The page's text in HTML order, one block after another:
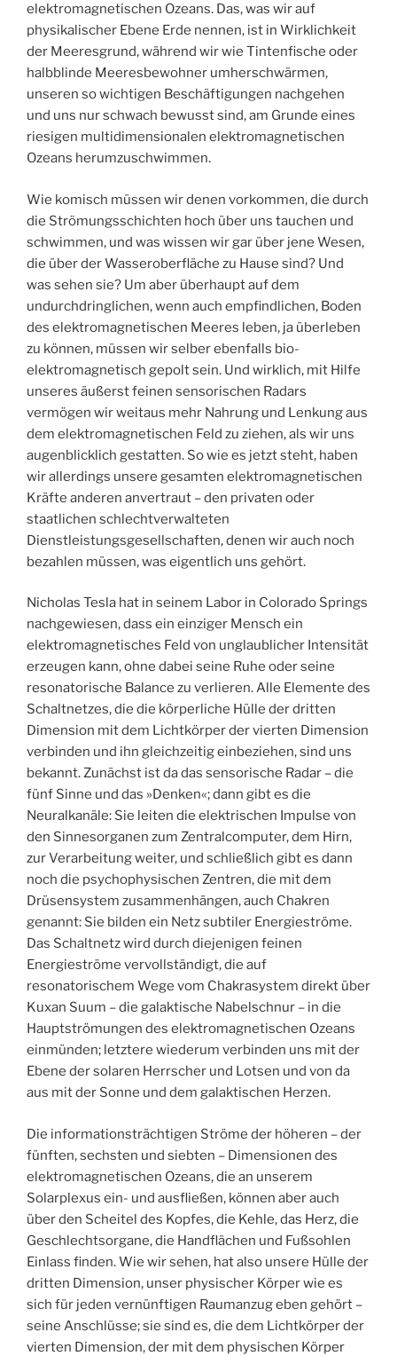
elektromagnetischen Ozeans. Das, was wir auf
physikalischer Ebene Erde nennen, ist in Wirklichkeit
der Meeresgrund, während wir wie Tintenfische oder
halbblinde Meeresbewohner umherschwärmen,
unseren so wichtigen Beschäftigungen nachgehen
und uns nur schwach bewusst sind, am Grunde eines
riesigen multidimensionalen elektromagnetischen
Ozeans herumzuschwimmen.
Wie komisch müssen wir denen vorkommen, die durch
die Strömungsschichten hoch über uns tauchen und
schwimmen, und was wissen wir gar über jene Wesen,
die über der Wasseroberfläche zu Hause sind? Und
was sehen sie? Um aber überhaupt auf dem
undurchdringlichen, wenn auch empfindlichen, Boden
des elektromagnetischen Meeres leben, ja überleben
zu können, müssen wir selber ebenfalls bio-
elektromagnetisch gepolt sein. Und wirklich, mit Hilfe
unseres äußerst feinen sensorischen Radars
vermögen wir weitaus mehr Nahrung und Lenkung aus
dem elektromagnetischen Feld zu ziehen, als wir uns
augenblicklich gestatten. So wie es jetzt steht, haben
wir allerdings unsere gesamten elektromagnetischen
Kräfte anderen anvertraut – den privaten oder
staatlichen schlechtverwalteten
Dienstleistungsgesellschaften, denen wir auch noch
bezahlen müssen, was eigentlich uns gehört.
Nicholas Tesla hat in seinem Labor in Colorado Springs
nachgewiesen, dass ein einziger Mensch ein
elektromagnetisches Feld von unglaublicher Intensität
erzeugen kann, ohne dabei seine Ruhe oder seine
resonatorische Balance zu verlieren. Alle Elemente des
Schaltnetzes, die die körperliche Hülle der dritten
Dimension mit dem Lichtkörper der vierten Dimension
verbinden und ihn gleichzeitig einbeziehen, sind uns
bekannt. Zunächst ist da das sensorische Radar – die
fünf Sinne und das »Denken«; dann gibt es die
Neuralkanäle: Sie leiten die elektrischen Impulse von
den Sinnesorganen zum Zentralcomputer, dem Hirn,
zur Verarbeitung weiter, und schließlich gibt es dann
noch die psychophysischen Zentren, die mit dem
Drüsensystem zusammenhängen, auch Chakren
genannt: Sie bilden ein Netz subtiler Energieströme.
Das Schaltnetz wird durch diejenigen feinen
Energieströme vervollständigt, die auf
resonatorischem Wege vom Chakrasystem direkt über
Kuxan Suum – die galaktische Nabelschnur – in die
Hauptströmungen des elektromagnetischen Ozeans
einmünden; letztere wiederum verbinden uns mit der
Ebene der solaren Herrscher und Lotsen und von da
aus mit der Sonne und dem galaktischen Herzen.
Die informationsträchtigen Ströme der höheren – der
fünften, sechsten und siebten – Dimensionen des
elektromagnetischen Ozeans, die an unserem
Solarplexus ein- und ausfließen, können aber auch
über den Scheitel des Kopfes, die Kehle, das Herz, die
Geschlechtsorgane, die Handflächen und Fußsohlen
Einlass finden. Wie wir sehen, hat also unsere Hülle der
dritten Dimension, unser physischer Körper wie es
sich für jeden vernünftigen Raumanzug eben gehört –
seine Anschlüsse; sie sind es, die dem Lichtkörper der
vierten Dimension, der mit dem physischen Körper